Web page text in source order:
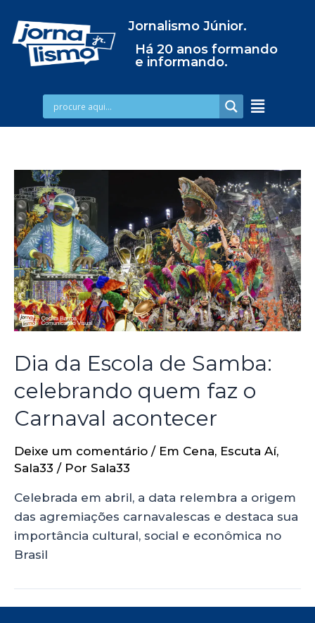
Jornalismo Júnior.
Há 20 anos formando
e informando.
Dia da Escola de Samba:
celebrando quem faz o
Carnaval acontecer
Deixe um comentário / Em Cena, Escuta Aí,
Sala33 / Por Sala33
Celebrada em abril, a data relembra a origem
das agremiações carnavalescas e destaca sua
importância cultural, social e econômica no
Brasil